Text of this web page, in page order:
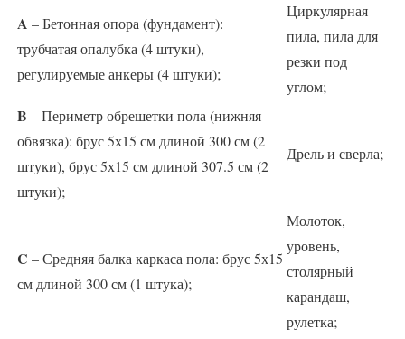
A – Бетонная опора (фундамент):
трубчатая опалубка (4 штуки),
регулируемые анкеры (4 штуки);
Циркулярная
пила, пила для
резки под
углом;
B – Периметр обрешетки пола (нижняя
обвязка): брус 5х15 см длиной 300 см (2
штуки), брус 5х15 см длиной 307.5 см (2
штуки);
Дрель и сверла;
C – Средняя балка каркаса пола: брус 5х15
см длиной 300 см (1 штука);
Молоток,
уровень,
столярный
карандаш,
рулетка;